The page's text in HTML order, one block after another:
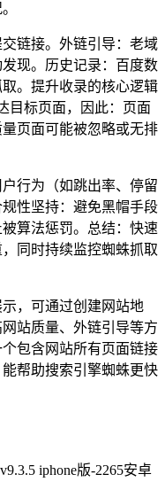
链接。外链引导：老域
现。历史记录：百度数
。提升收录的核心逻辑
目标页面，因此：页面
页面可能被忽略或无排
行为（如跳出率、停留
性坚持：避免黑帽手段
算法惩罚。总结：快速
同时持续监控蜘蛛抓取
，可通过创建网站地
站质量、外链引导等方
包含网站所有页面链接
帮助搜索引擎蜘蛛更快
iphone版-2265安卓